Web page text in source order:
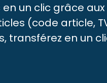
en un clic grâce
(code article,
transférez en un